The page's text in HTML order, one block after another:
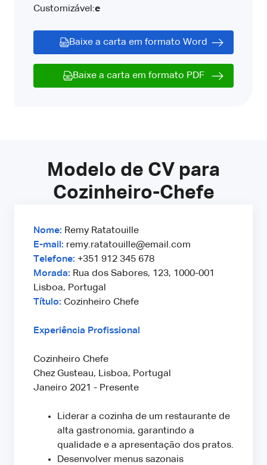
Customizável:e
Baixe a carta em formato Word
Baixe a carta em formato PDF
Modelo de CV para
Cozinheiro-Chefe
Nome: Remy Ratatouille
E-mail: remy.ratatouille@email.com
Telefone: +351 912 345 678
Morada: Rua dos Sabores, 123, 1000-001
Lisboa, Portugal
Título: Cozinheiro Chefe
Experiência Profissional
Cozinheiro Chefe
Chez Gusteau, Lisboa, Portugal
Janeiro 2021 - Presente
Liderar a cozinha de um restaurante de
alta gastronomia, garantindo a
qualidade e a apresentação dos pratos.
Desenvolver menus sazonais